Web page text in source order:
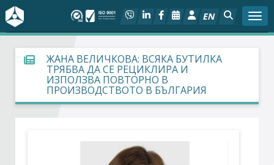
EN
За БСК
На фокус
Актуално
ЖАНА ВЕЛИЧКОВА: ВСЯКА БУТИЛКА
ТРЯБВА ДА СЕ РЕЦИКЛИРА И
ИЗПОЛЗВА ПОВТОРНО В
ПРОИЗВОДСТВОТО В БЪЛГАРИЯ